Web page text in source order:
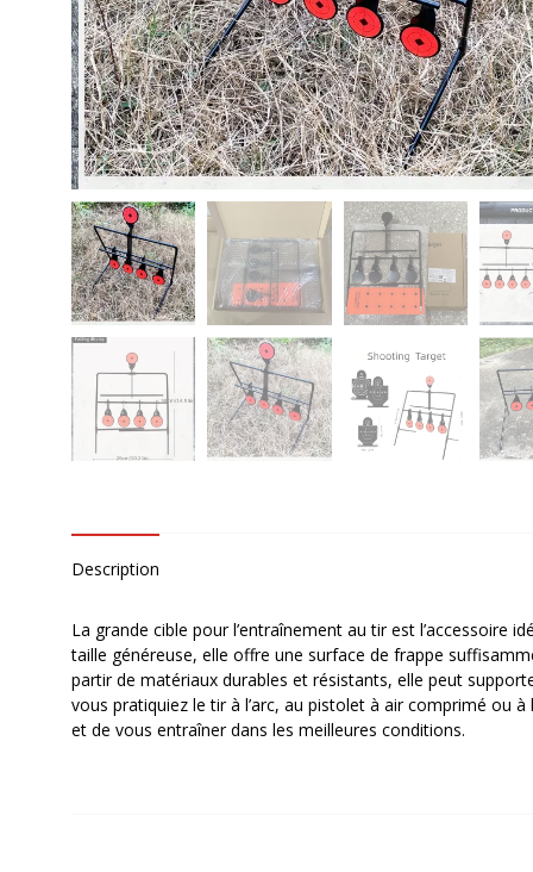
Description
La grande cible pour l’entraînement au tir est l’accessoire
taille généreuse, elle offre une surface de frappe
partir de matériaux durables et résistants, elle peut
vous pratiquiez le tir à l’arc, au pistolet à air comprimé ou
et de vous entraîner dans les meilleures conditions.